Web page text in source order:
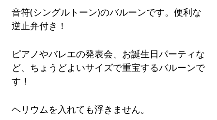
音符(シングルトーン)のバルーンです。便利な
逆止弁付き！
ピアノやバレエの発表会、お誕生日パーティな
ど、ちょうどよいサイズで重宝するバルーンで
す！
ヘリウムを入れても浮きません。